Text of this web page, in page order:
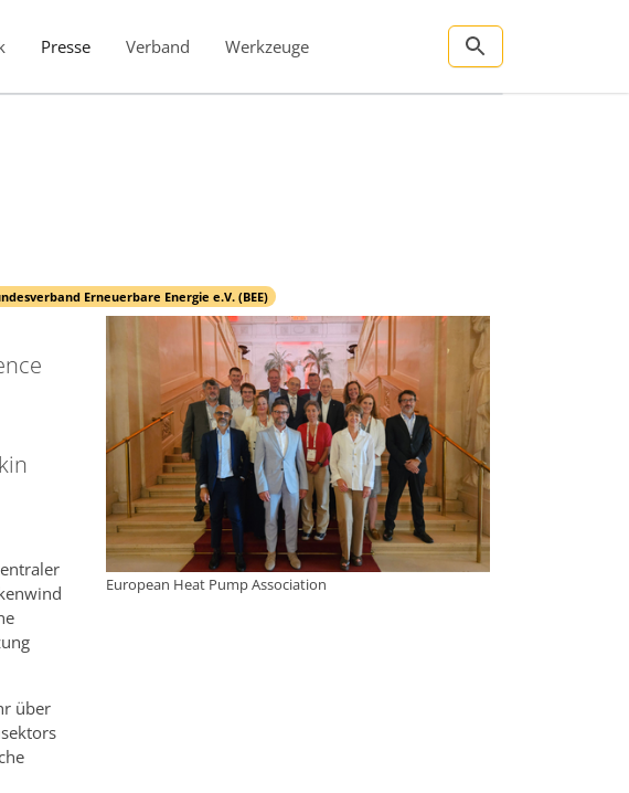
Presse Verband Werkzeuge
Erneuerbare Energie e.V. (BEE)
über
European Heat Pump Association